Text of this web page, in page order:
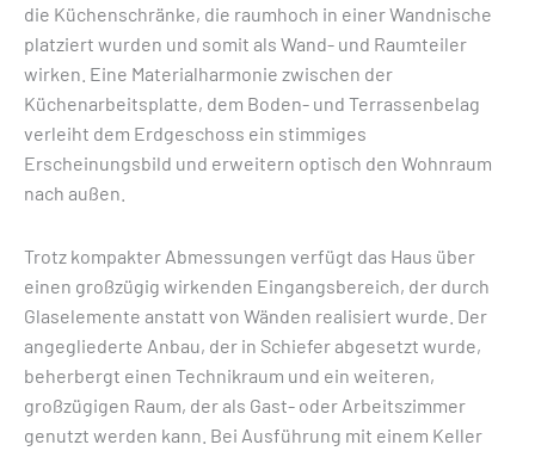
die Küchenschränke, die raumhoch in einer Wandnische
platziert wurden und somit als Wand- und Raumteiler
wirken. Eine Materialharmonie zwischen der
Küchenarbeitsplatte, dem Boden- und Terrassenbelag
verleiht dem Erdgeschoss ein stimmiges
Erscheinungsbild und erweitern optisch den Wohnraum
nach außen.
Trotz kompakter Abmessungen verfügt das Haus über
einen großzügig wirkenden Eingangsbereich, der durch
Glaselemente anstatt von Wänden realisiert wurde. Der
angegliederte Anbau, der in Schiefer abgesetzt wurde,
beherbergt einen Technikraum und ein weiteren,
großzügigen Raum, der als Gast- oder Arbeitszimmer
genutzt werden kann. Bei Ausführung mit einem Keller